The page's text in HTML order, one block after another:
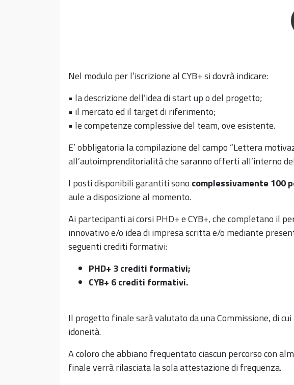
Nel modulo per l’iscrizione al CYB+ si dovrà indicare:
• la descrizione dell’idea di start up o del progetto;
• il mercato ed il target di riferimento;
• le competenze complessive del team, ove esistente.
E’ obbligatoria la compilazione del campo “Lettera
all’autoimprenditorialità che saranno offerti all’interno
I posti disponibili garantiti sono complessivamente 100
aule a disposizione al momento.
Ai partecipanti ai corsi PHD+ e CYB+, che completano il
innovativo e/o idea di impresa scritta e/o mediante
seguenti crediti formativi:
PHD+ 3 crediti formativi;
CYB+ 6 crediti formativi.
Il progetto finale sarà valutato da una Commissione, di
idoneità.
A coloro che abbiano frequentato ciascun percorso con
finale verrà rilasciata la sola attestazione di frequenza.